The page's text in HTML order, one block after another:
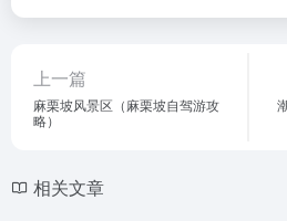
上一篇
麻栗坡风景区（麻栗坡自驾游攻
略）
相关文章